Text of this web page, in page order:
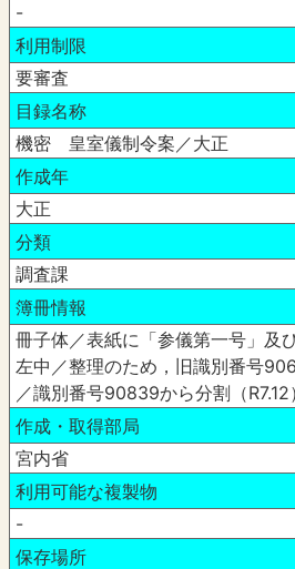
-
利用制限
要審査
目録名称
機密 皇室儀制令案／大正
作成年
大正
分類
調査課
簿冊情報
冊子体／表紙に「参儀第一号」及
左中／整理のため，旧識別番号
／識別番号90839から分割（R7.12）
作成・取得部局
宮内省
利用可能な複製物
-
保存場所